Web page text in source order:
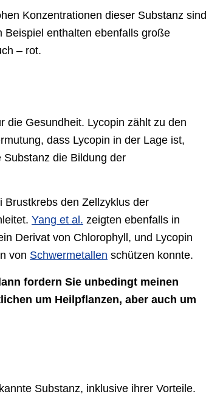
Konzentrationen dieser Substanz sind
Beispiel enthalten ebenfalls große
– rot.
die Gesundheit. Lycopin zählt zu den
dass Lycopin in der Lage ist,
die Bildung der
Brustkrebs den Zellzyklus der
Yang et al. zeigten ebenfalls in
Derivat von Chlorophyll, und Lycopin
von Schwermetallen schützen konnte.
fordern Sie unbedingt meinen
um Heilpflanzen, aber auch um
Substanz, inklusive ihrer Vorteile.